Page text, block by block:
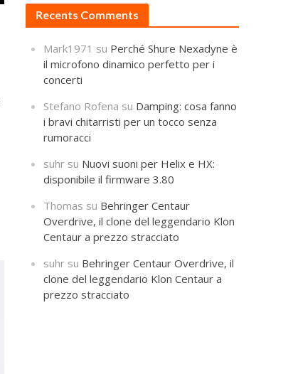
Recents Comments
Mark1971 su Perché Shure Nexadyne è
il microfono dinamico perfetto per i
concerti
Stefano Rofena su Damping: cosa fanno
i bravi chitarristi per un tocco senza
rumoracci
suhr su Nuovi suoni per Helix e HX:
disponibile il firmware 3.80
Thomas su Behringer Centaur
Overdrive, il clone del leggendario Klon
Centaur a prezzo stracciato
suhr su Behringer Centaur Overdrive, il
clone del leggendario Klon Centaur a
prezzo stracciato